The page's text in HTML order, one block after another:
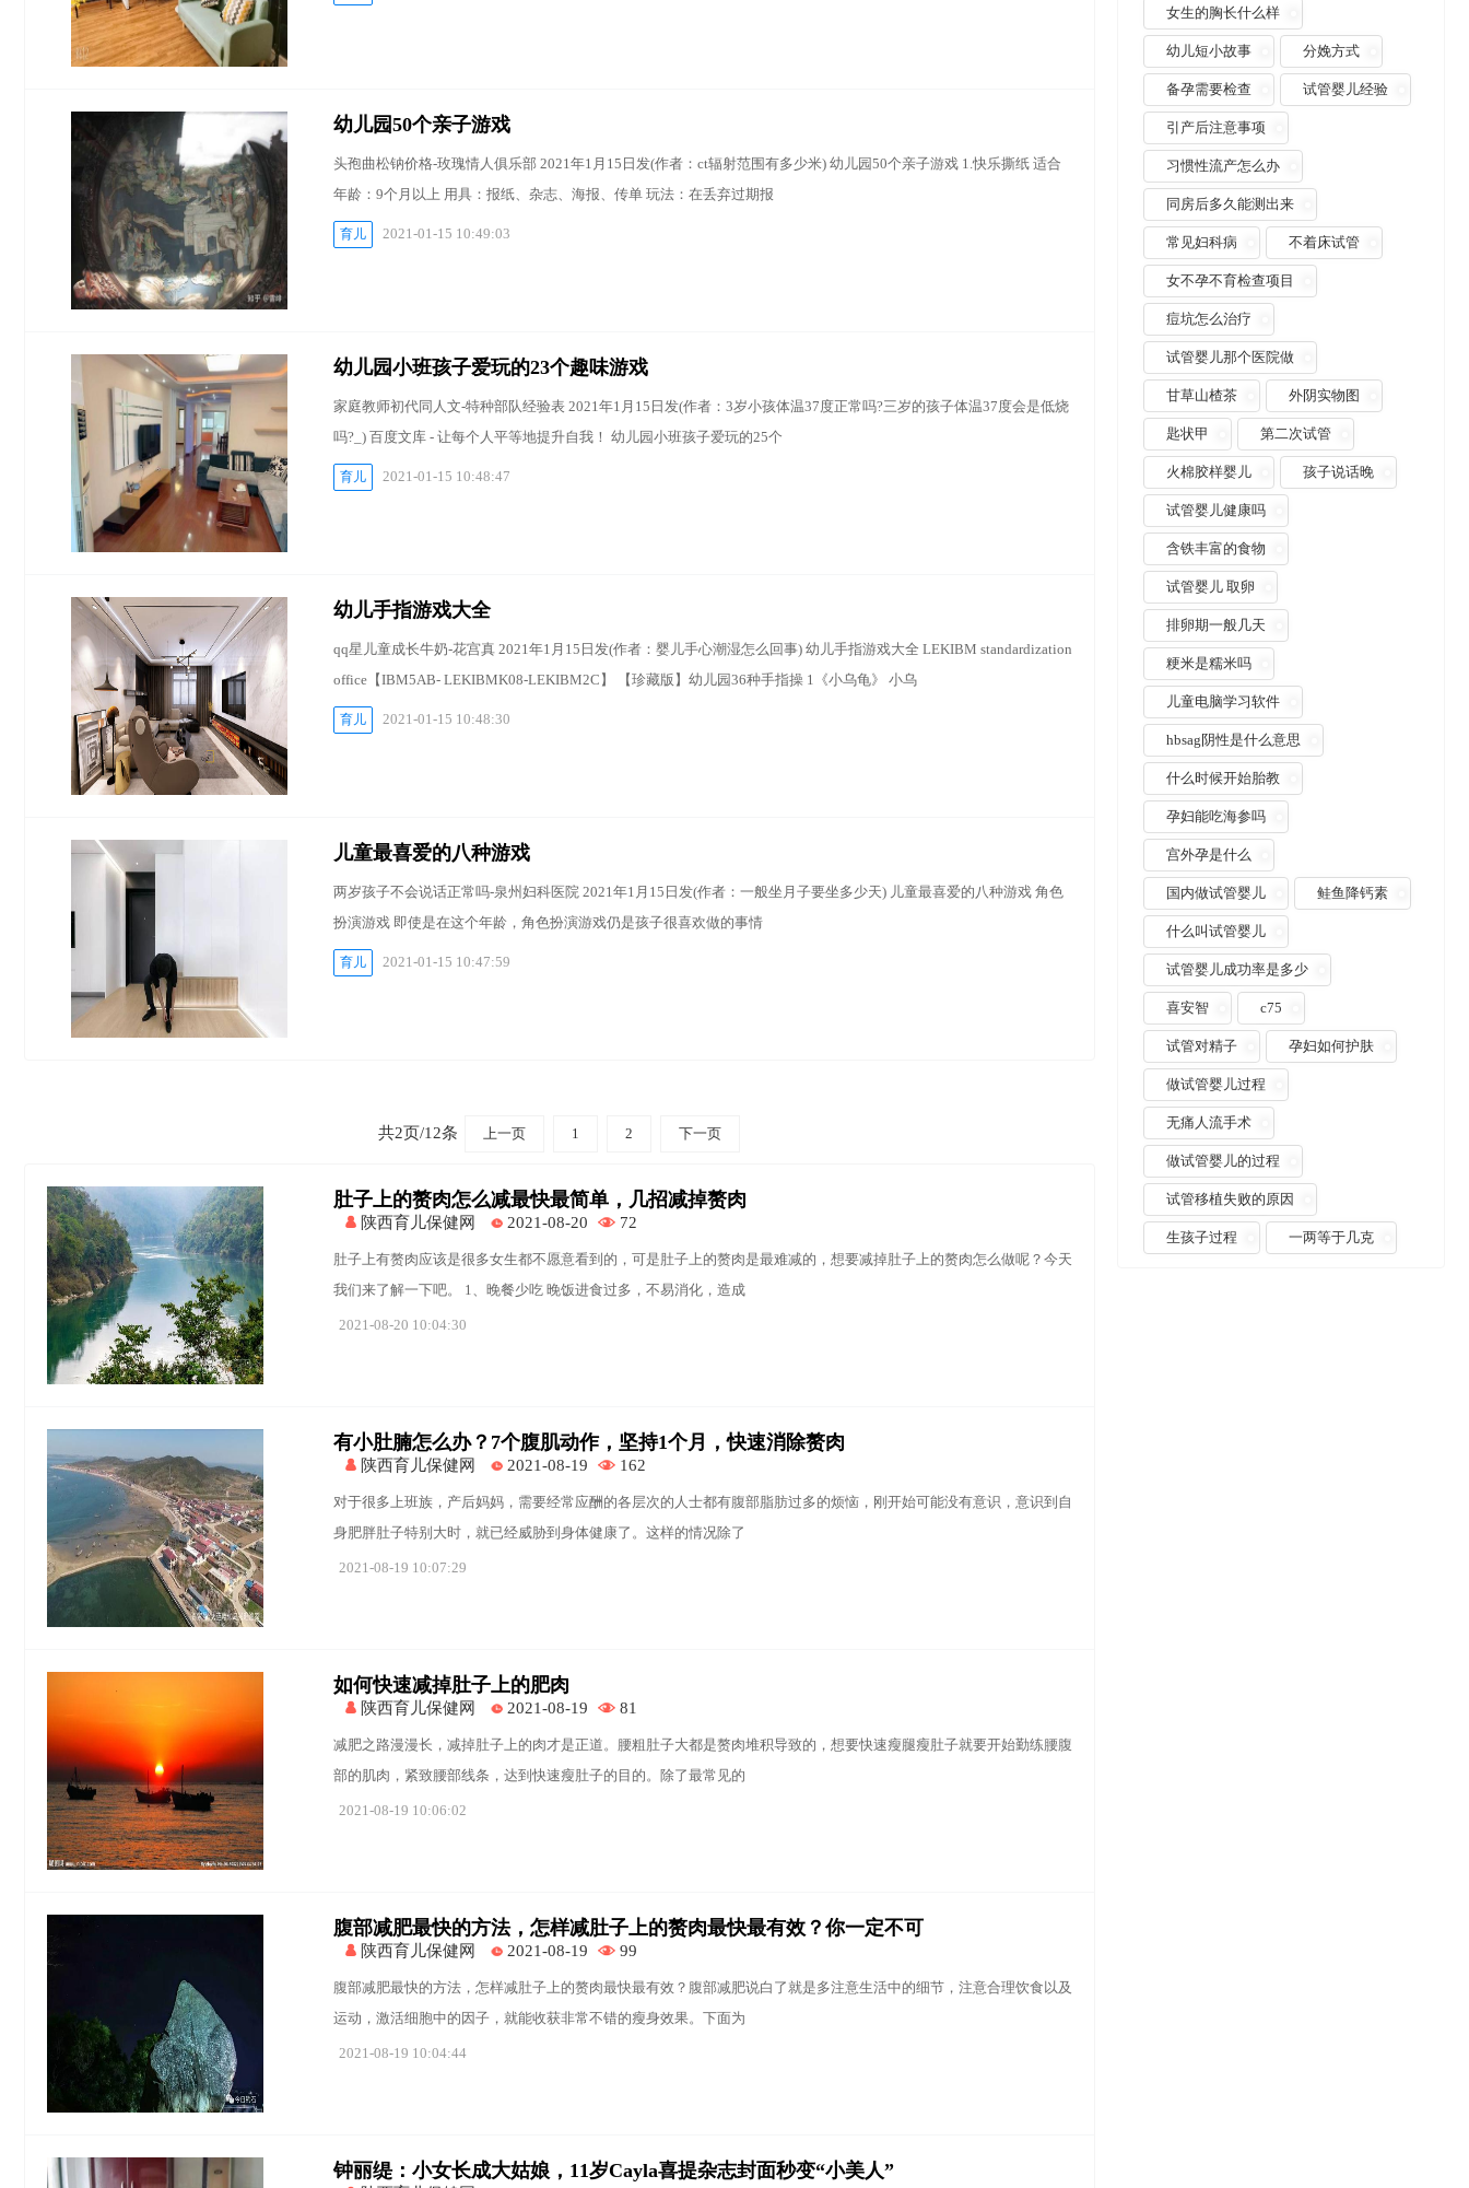
幼儿园50个亲子游戏
头孢曲松钠价格-玫瑰情人俱乐部 2021年1月15日发(作者：ct辐射范围有多少米) 幼儿园50个亲子游戏 1.快乐撕纸 适合
年龄：9个月以上 用具：报纸、杂志、海报、传单 玩法：在丢弃过期报
育儿 2021-01-15 10:49:03
幼儿园小班孩子爱玩的23个趣味游戏
家庭教师初代同人文-特种部队经验表 2021年1月15日发(作者：3岁小孩体温37度正常吗?三岁的孩子体温37度会是低烧
吗?_) 百度文库 - 让每个人平等地提升自我！ 幼儿园小班孩子爱玩的25个
育儿 2021-01-15 10:48:47
幼儿手指游戏大全
qq星儿童成长牛奶-花宫真 2021年1月15日发(作者：婴儿手心潮湿怎么回事) 幼儿手指游戏大全 LEKIBM standardization
office【IBM5AB- LEKIBMK08-LEKIBM2C】 【珍藏版】幼儿园36种手指操 1《小乌龟》 小乌
育儿 2021-01-15 10:48:30
儿童最喜爱的八种游戏
两岁孩子不会说话正常吗-泉州妇科医院 2021年1月15日发(作者：一般坐月子要坐多少天) 儿童最喜爱的八种游戏 角色
扮演游戏 即使是在这个年龄，角色扮演游戏仍是孩子很喜欢做的事情
育儿 2021-01-15 10:47:59
共2页/12条 上一页 1 2 下一页
肚子上的赘肉怎么减最快最简单，几招减掉赘肉
陕西育儿保健网 2021-08-20 72
肚子上有赘肉应该是很多女生都不愿意看到的，可是肚子上的赘肉是最难减的，想要减掉肚子上的赘肉怎么做呢？今天
我们来了解一下吧。 1、晚餐少吃 晚饭进食过多，不易消化，造成
2021-08-20 10:04:30
有小肚腩怎么办？7个腹肌动作，坚持1个月，快速消除赘肉
陕西育儿保健网 2021-08-19 162
对于很多上班族，产后妈妈，需要经常应酬的各层次的人士都有腹部脂肪过多的烦恼，刚开始可能没有意识，意识到自
身肥胖肚子特别大时，就已经威胁到身体健康了。这样的情况除了
2021-08-19 10:07:29
如何快速减掉肚子上的肥肉
陕西育儿保健网 2021-08-19 81
减肥之路漫漫长，减掉肚子上的肉才是正道。腰粗肚子大都是赘肉堆积导致的，想要快速瘦腿瘦肚子就要开始勤练腰腹
部的肌肉，紧致腰部线条，达到快速瘦肚子的目的。除了最常见的
2021-08-19 10:06:02
腹部减肥最快的方法，怎样减肚子上的赘肉最快最有效？你一定不可
陕西育儿保健网 2021-08-19 99
腹部减肥最快的方法，怎样减肚子上的赘肉最快最有效？腹部减肥说白了就是多注意生活中的细节，注意合理饮食以及
运动，激活细胞中的因子，就能收获非常不错的瘦身效果。下面为
2021-08-19 10:04:44
钟丽缇：小女长成大姑娘，11岁Cayla喜提杂志封面秒变“小美人”
女生的胸长什么样
幼儿短小故事 分娩方式
备孕需要检查 试管婴儿经验
引产后注意事项
习惯性流产怎么办
同房后多久能测出来
常见妇科病 不着床试管
女不孕不育检查项目
痘坑怎么治疗
试管婴儿那个医院做
甘草山楂茶 外阴实物图
匙状甲 第二次试管
火棉胶样婴儿 孩子说话晚
试管婴儿健康吗
含铁丰富的食物
试管婴儿 取卵
排卵期一般几天
粳米是糯米吗
儿童电脑学习软件
hbsag阴性是什么意思
什么时候开始胎教
孕妇能吃海参吗
宫外孕是什么
国内做试管婴儿 鲑鱼降钙素
什么叫试管婴儿
试管婴儿成功率是多少
喜安智 c75
试管对精子 孕妇如何护肤
做试管婴儿过程
无痛人流手术
做试管婴儿的过程
试管移植失败的原因
生孩子过程 一两等于几克